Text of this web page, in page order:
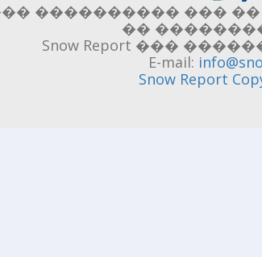
���������� ���
��
Snow Report ���
E-mail:
Snow Report